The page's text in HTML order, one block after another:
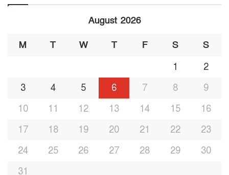
August 2026
M T W T F S S
1
2
3
4 5 6 7 8
9
10
11 12 13 14 15
16
17
18 19 20 21 22
23
24
25 26 27 28 29
30
31